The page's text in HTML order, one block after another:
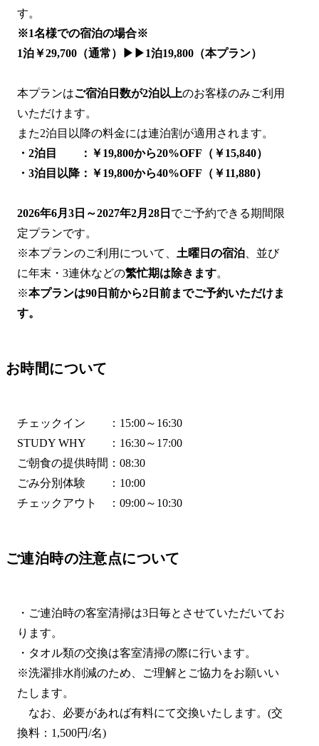
す。
※1名様での宿泊の場合※
1泊￥29,700（通常）▶▶1泊19,800（本プラン）
本プランはご宿泊日数が2泊以上のお客様のみご利用
いただけます。
また2泊目以降の料金には連泊割が適用されます。
・2泊目 ：￥19,800から20%OFF（￥15,840）
・3泊目以降：￥19,800から40%OFF（￥11,880）
2026年6月3日～2027年2月28日 でご予約できる期間限
定プランです。
※本プランのご利用について、 土曜日の宿泊 、並び
に年末・3連休などの繁忙期は除きます。
※本プランは90日前から2日前までご予約いただけま
す。
お時間について
チェックイン ：15:00～16:30
STUDY WHY ：16:30～17:00
ご朝食の提供時間：08:30
ごみ分別体験 ：10:00
チェックアウト ：09:00～10:30
ご連泊時の注意点について
・ご連泊時の客室清掃は3日毎とさせていただいてお
ります。
・タオル類の交換は客室清掃の際に行います。
※洗濯排水削減のため、ご理解とご協力をお願いい
たします。
なお、必要があれば有料にて交換いたします。(交
換料：1,500円/名)